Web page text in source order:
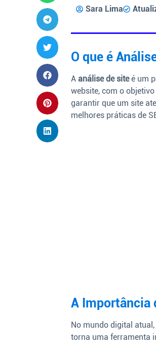
Sara Lima
O que é
A análise de siteé um
website, com o
garantir que um site
melhores práticas de
A Importância
No mundo digital
torna uma ferramenta